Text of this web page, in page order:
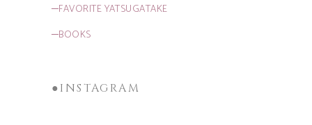
─FAVORITE YATSUGATAKE
─BOOKS
●INSTAGRAM